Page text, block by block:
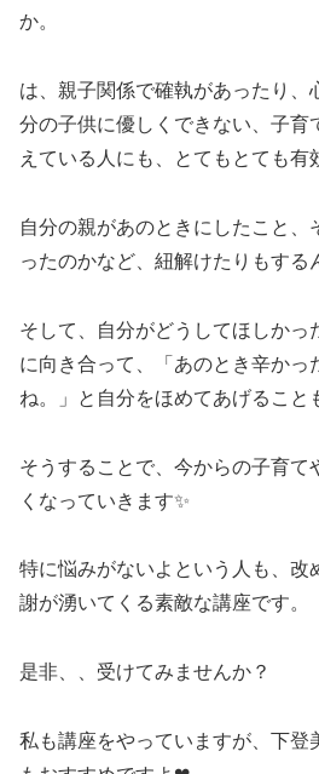
か。
は、親子関係で確執があったり、
分の子供に優しくできない、子育
えている人にも、とてもとても有
自分の親があのときにしたこと、
ったのかなど、紐解けたりもする
そして、自分がどうしてほしかっ
に向き合って、「あのとき辛かっ
ね。」と自分をほめてあげること
そうすることで、今からの子育て
くなっていきます✨
特に悩みがないよという人も、改
謝が湧いてくる素敵な講座です。
是非、、受けてみませんか？
私も講座をやっていますが、下登